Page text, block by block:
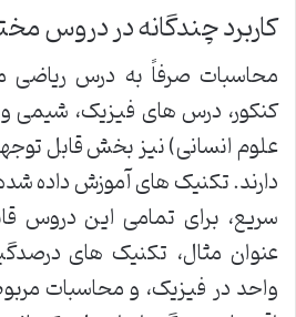
کاربرد چندگانه در دروس
محاسبات صرفاً به درس
کنکور، درس های فیزیک، شیمی
علوم انسانی) نیز بخش قابل
دارند. تکنیک های آموزش داده
سریع، برای تمامی این دروس
عنوان مثال، تکنیک های
واحد در فیزیک، و محاسبات